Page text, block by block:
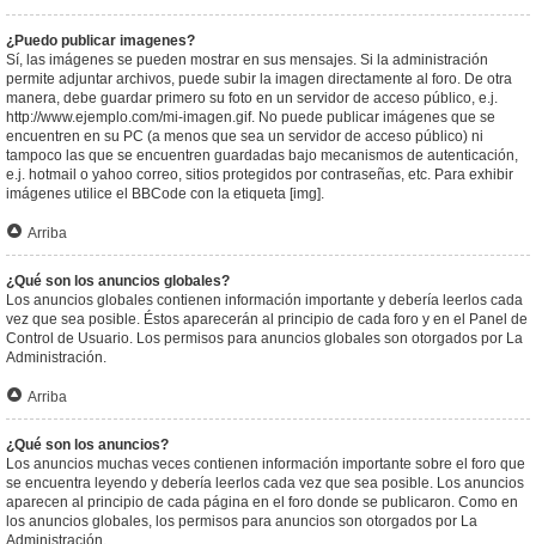
¿Puedo publicar imagenes?
Sí, las imágenes se pueden mostrar en sus mensajes. Si la administración
permite adjuntar archivos, puede subir la imagen directamente al foro. De otra
manera, debe guardar primero su foto en un servidor de acceso público, e.j.
http://www.ejemplo.com/mi-imagen.gif. No puede publicar imágenes que se
encuentren en su PC (a menos que sea un servidor de acceso público) ni
tampoco las que se encuentren guardadas bajo mecanismos de autenticación,
e.j. hotmail o yahoo correo, sitios protegidos por contraseñas, etc. Para exhibir
imágenes utilice el BBCode con la etiqueta [img].
Arriba
¿Qué son los anuncios globales?
Los anuncios globales contienen información importante y debería leerlos cada
vez que sea posible. Éstos aparecerán al principio de cada foro y en el Panel de
Control de Usuario. Los permisos para anuncios globales son otorgados por La
Administración.
Arriba
¿Qué son los anuncios?
Los anuncios muchas veces contienen información importante sobre el foro que
se encuentra leyendo y debería leerlos cada vez que sea posible. Los anuncios
aparecen al principio de cada página en el foro donde se publicaron. Como en
los anuncios globales, los permisos para anuncios son otorgados por La
Administración.